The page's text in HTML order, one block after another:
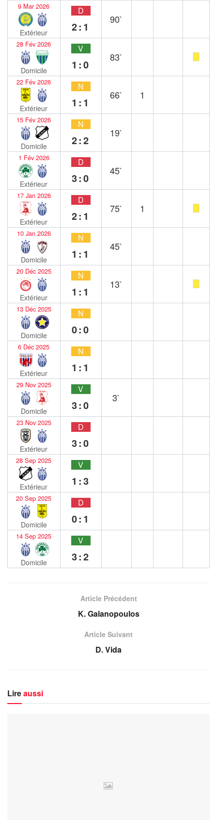
9 Mar 2026
Extérieur
D
2:1
90`
28 Fév 2026
Domicile
V
1:0
83`
22 Fév 2026
Extérieur
N
1:1
66` 1
15 Fév 2026
Domicile
N
2:2
19`
1 Fév 2026
Extérieur
D
3:0
45`
17 Jan 2026
Extérieur
D
2:1
75` 1
10 Jan 2026
Domicile
N
1:1
45`
20 Déc 2025
Extérieur
N
1:1
13`
13 Déc 2025
Domicile
N
0:0
6 Déc 2025
Extérieur
N
1:1
29 Nov 2025
Domicile
V
3:0
3`
23 Nov 2025
Extérieur
D
3:0
28 Sep 2025
Extérieur
V
1:3
20 Sep 2025
Domicile
D
0:1
14 Sep 2025
Domicile
V
3:2
Article Précédent
K. Galanopoulos
Article Suivant
D. Vida
Lireaussi